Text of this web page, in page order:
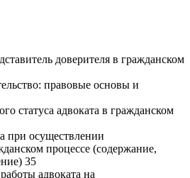
доверителя в гражданском
правовые основы и
статуса адвоката в гражданском
при осуществлении
процессе (содержание,
35
адвоката на